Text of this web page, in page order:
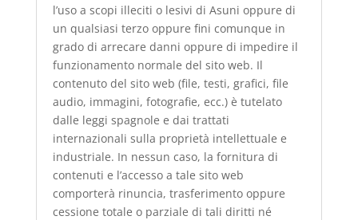
l’uso a scopi illeciti o lesivi di Asuni oppure di
un qualsiasi terzo oppure fini comunque in
grado di arrecare danni oppure di impedire il
funzionamento normale del sito web. Il
contenuto del sito web (file, testi, grafici, file
audio, immagini, fotografie, ecc.) è tutelato
dalle leggi spagnole e dai trattati
internazionali sulla proprietà intellettuale e
industriale. In nessun caso, la fornitura di
contenuti e l’accesso a tale sito web
comporterà rinuncia, trasferimento oppure
cessione totale o parziale di tali diritti né